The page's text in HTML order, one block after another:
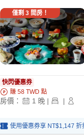
僅剩 3間房！
快閃優惠券
賺 58 TWD 點
房價： 1 晚 | |
使用優惠券享 NT$1,147 折